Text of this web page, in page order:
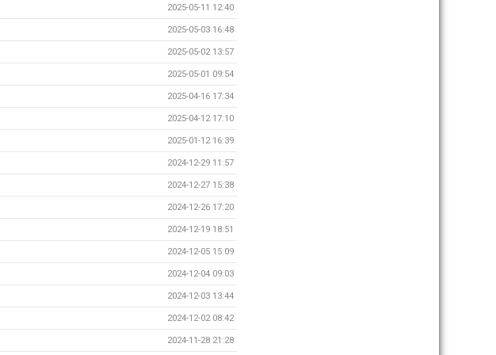
2025-05-11 12:40
2025-05-03 16:48
2025-05-02 13:57
2025-05-01 09:54
2025-04-16 17:34
2025-04-12 17:10
2025-01-12 16:39
2024-12-29 11:57
2024-12-27 15:38
2024-12-26 17:20
2024-12-19 18:51
2024-12-05 15:09
2024-12-04 09:03
2024-12-03 13:44
2024-12-02 08:42
2024-11-28 21:28